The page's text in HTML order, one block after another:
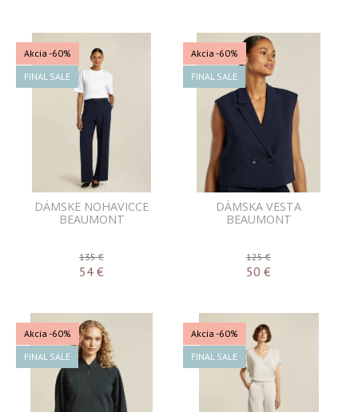
Akcia -60%
FINAL SALE
DÁMSKE NOHAVICCE
BEAUMONT
135 €
54 €
Akcia -60%
FINAL SALE
DÁMSKA VESTA
BEAUMONT
125 €
50 €
Akcia -60%
FINAL SALE
Akcia -60%
FINAL SALE